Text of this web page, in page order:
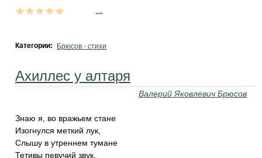
Категории: Брюсов - стихи
Ахиллес у алтаря
Валерий Яковлевич Брюсов
Знаю я, во вражьем стане
Изогнулся меткий лук,
Слышу в утреннем тумане
Тетивы певучий звук.